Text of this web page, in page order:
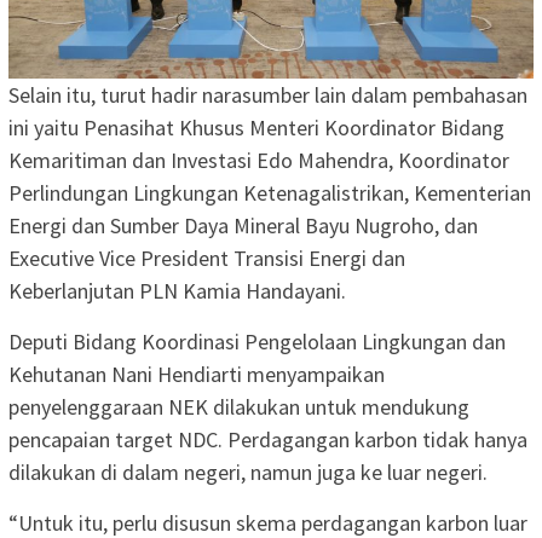
Selain itu, turut hadir narasumber lain dalam pembahasan
ini yaitu Penasihat Khusus Menteri Koordinator Bidang
Kemaritiman dan Investasi Edo Mahendra, Koordinator
Perlindungan Lingkungan Ketenagalistrikan, Kementerian
Energi dan Sumber Daya Mineral Bayu Nugroho, dan
Executive Vice President Transisi Energi dan
Keberlanjutan PLN Kamia Handayani.
Deputi Bidang Koordinasi Pengelolaan Lingkungan dan
Kehutanan Nani Hendiarti menyampaikan
penyelenggaraan NEK dilakukan untuk mendukung
pencapaian target NDC. Perdagangan karbon tidak hanya
dilakukan di dalam negeri, namun juga ke luar negeri.
“Untuk itu, perlu disusun skema perdagangan karbon luar